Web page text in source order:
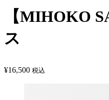
【MIHOKO
ス
¥16,500 税込